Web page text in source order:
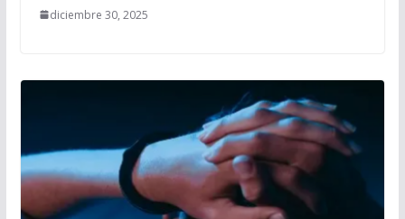
diciembre 30, 2025